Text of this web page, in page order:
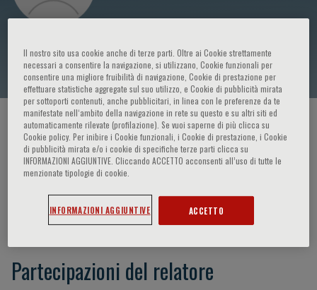
Olufunmilayo Falusi Olopade
HOME PAGE / CORSI ED EVENTI / RELATORE
Olufunmilayo Falusi Olopade
Partecipazioni del relatore
Il nostro sito usa cookie anche di terze parti. Oltre ai Cookie strettamente
necessari a consentire la navigazione, si utilizzano, Cookie funzionali per
consentire una migliore fruibilità di navigazione, Cookie di prestazione per
effettuare statistiche aggregate sul suo utilizzo, e Cookie di pubblicità mirata
per sottoporti contenuti, anche pubblicitari, in linea con le preferenze da te
manifestate nell‘ambito della navigazione in rete su questo e su altri siti ed
automaticamente rilevate (profilazione). Se vuoi saperne di più clicca su
Cookie policy. Per inibire i Cookie funzionali, i Cookie di prestazione, i Cookie
di pubblicità mirata e/o i cookie di specifiche terze parti clicca su
INFORMAZIONI AGGIUNTIVE. Cliccando ACCETTO acconsenti all’uso di tutte le
menzionate tipologie di cookie.
INFORMAZIONI AGGIUNTIVE ACCETTO